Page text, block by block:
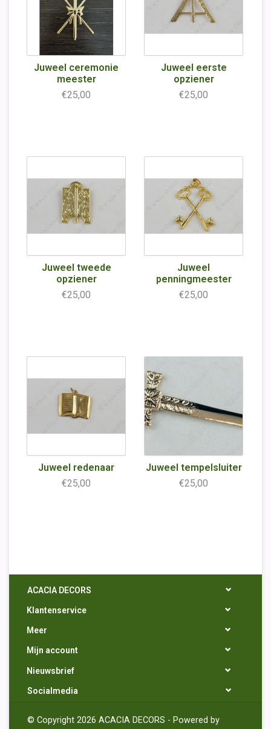
Juweel ceremonie
meester
€25,00
Juweel eerste
opziener
€25,00
Juweel tweede
opziener
€25,00
Juweel
penningmeester
€25,00
Juweel redenaar
€25,00
Juweel tempelsluiter
€25,00
ACACIA DECORS
Klantenservice
Meer
Mijn account
Nieuwsbrief
Socialmedia
© Copyright 2026 ACACIA DECORS - Powered by